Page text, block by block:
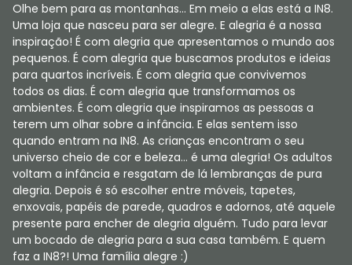
Olhe bem para as montanhas... Em meio a elas está a IN8.
Uma loja que nasceu para ser alegre. E alegria é a nossa
inspiração! É com alegria que apresentamos o mundo aos
pequenos. É com alegria que buscamos produtos e ideias
para quartos incríveis. É com alegria que convivemos
todos os dias. É com alegria que transformamos os
ambientes. É com alegria que inspiramos as pessoas a
terem um olhar sobre a infância. E elas sentem isso
quando entram na IN8. As crianças encontram o seu
universo cheio de cor e beleza... é uma alegria! Os adultos
voltam a infância e resgatam de lá lembranças de pura
alegria. Depois é só escolher entre móveis, tapetes,
enxovais, papéis de parede, quadros e adornos, até aquele
presente para encher de alegria alguém. Tudo para levar
um bocado de alegria para a sua casa também. E quem
faz a IN8?! Uma família alegre :)